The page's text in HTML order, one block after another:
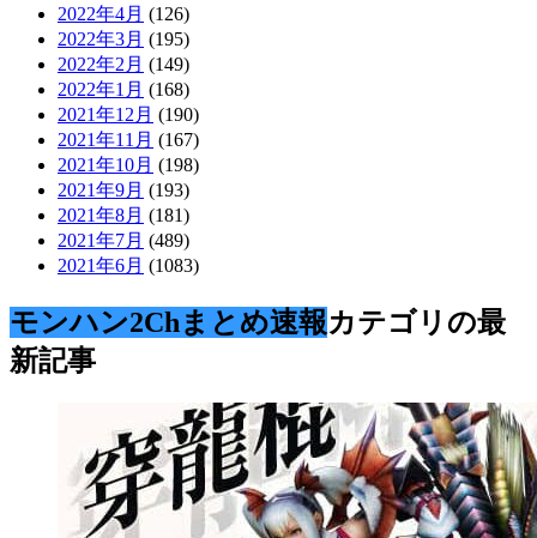
2022年4月 (126)
2022年3月 (195)
2022年2月 (149)
2022年1月 (168)
2021年12月 (190)
2021年11月 (167)
2021年10月 (198)
2021年9月 (193)
2021年8月 (181)
2021年7月 (489)
2021年6月 (1083)
モンハン2Chまとめ速報カテゴリの最
新記事